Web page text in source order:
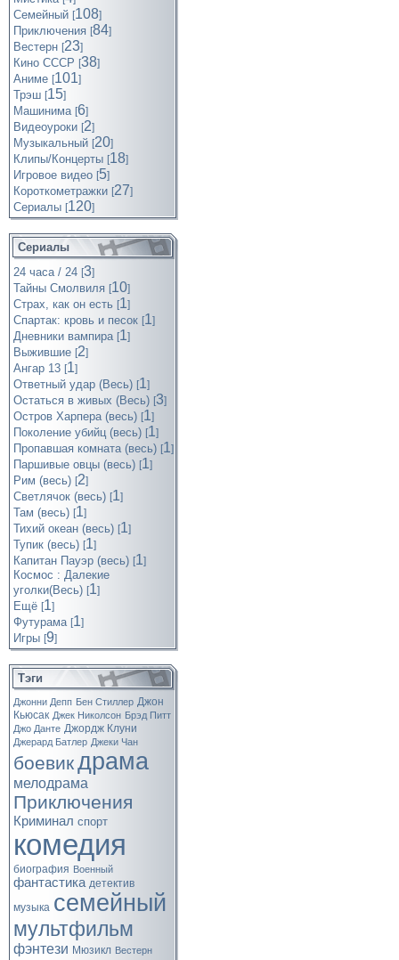
Семейный [108]
Приключения [84]
Вестерн [23]
Кино СССР [38]
Аниме [101]
Трэш [15]
Машинима [6]
Видеоуроки [2]
Музыкальный [20]
Клипы/Концерты [18]
Игровое видео [5]
Короткометражки [27]
Cериалы [120]
Сериалы
24 часа / 24 [3]
Тайны Смолвиля [10]
Страх, как он есть [1]
Спартак: кровь и песок [1]
Дневники вампира [1]
Выжившие [2]
Ангар 13 [1]
Ответный удар (Весь) [1]
Остаться в живых (Весь) [3]
Остров Харпера (весь) [1]
Поколение убийц (весь) [1]
Пропавшая комната (весь) [1]
Паршивые овцы (весь) [1]
Рим (весь) [2]
Светлячок (весь) [1]
Там (весь) [1]
Тихий океан (весь) [1]
Тупик (весь) [1]
Капитан Пауэр (весь) [1]
Космос : Далекие
уголки(Весь) [1]
Ещё [1]
Футурама [1]
Игры [9]
Тэги
Джонни Депп Бен Стиллер Джон
Кьюсак Джек Николсон Брэд Питт
Джо Данте Джордж Клуни
Джерард Батлер Джеки Чан
боевикдрама
мелодрама
Приключения
Криминал спорт
комедия
биография Военный
фантастика детектив
музыка семейный
мультфильм
фэнтези Мюзикл Вестерн